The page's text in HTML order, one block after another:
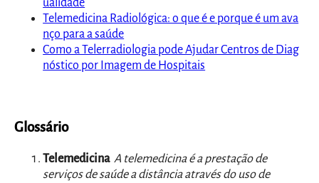
ualidade
Telemedicina Radiológica: o que é e porque é um ava
nço para a saúde
Como a Telerradiologia pode Ajudar Centros de Diag
nóstico por Imagem de Hospitais
Glossário
TelemedicinaA telemedicina é a prestação de
serviços de saúde a distância através do uso de